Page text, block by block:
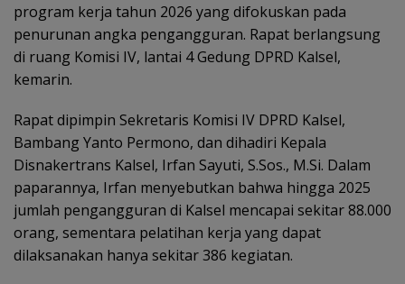
program kerja tahun 2026 yang difokuskan pada
penurunan angka pengangguran. Rapat berlangsung
di ruang Komisi IV, lantai 4 Gedung DPRD Kalsel,
kemarin.
Rapat dipimpin Sekretaris Komisi IV DPRD Kalsel,
Bambang Yanto Permono, dan dihadiri Kepala
Disnakertrans Kalsel, Irfan Sayuti, S.Sos., M.Si. Dalam
paparannya, Irfan menyebutkan bahwa hingga 2025
jumlah pengangguran di Kalsel mencapai sekitar 88.000
orang, sementara pelatihan kerja yang dapat
dilaksanakan hanya sekitar 386 kegiatan.